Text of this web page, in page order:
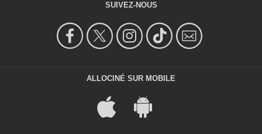
SUIVEZ-NOUS
ALLOCINÉ SUR MOBILE